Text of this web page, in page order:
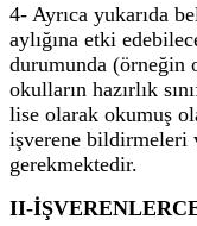
4- Ayrıca yukarıda
aylığına etki
durumunda (örneğin
okulların hazırlık
lise olarak okumuş
işverene bildirmeleri
gerekmektedir.
II-